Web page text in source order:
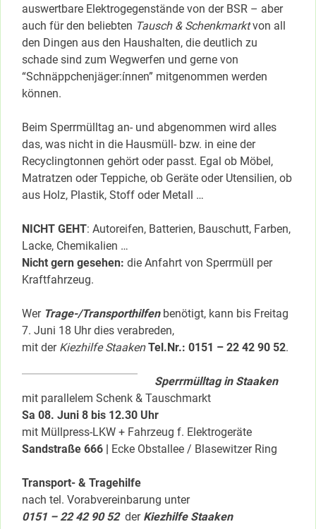
auswertbare Elektrogegenstände von der BSR – aber
auch für den beliebten Tausch & Schenkmarktvon all
den Dingen aus den Haushalten, die deutlich zu
schade sind zum Wegwerfen und gerne von
“Schnäppchenjäger:ínnen” mitgenommen werden
können.
Beim Sperrmülltag an- und abgenommen wird alles
das, was nicht in die Hausmüll- bzw. in eine der
Recyclingtonnen gehört oder passt. Egal ob Möbel,
Matratzen oder Teppiche, ob Geräte oder Utensilien, ob
aus Holz, Plastik, Stoff oder Metall …
NICHT GEHT: Autoreifen, Batterien, Bauschutt, Farben,
Lacke, Chemikalien …
Nicht gern gesehen: die Anfahrt von Sperrmüll per
Kraftfahrzeug.
Wer Trage-/Transporthilfenbenötigt, kann bis Freitag
7. Juni 18 Uhr dies verabreden,
mit der Kiezhilfe Staaken Tel.Nr.: 0151 – 22 42 90 52.
Sperrmülltag in Staaken
mit parallelem Schenk & Tauschmarkt
Sa 08. Juni 8 bis 12.30 Uhr
mit Müllpress-LKW + Fahrzeug f. Elektrogeräte
Sandstraße 666 | Ecke Obstallee / Blasewitzer Ring
Transport- & Tragehilfe
nach tel. Vorabvereinbarung unter
0151 – 22 42 90 52der Kiezhilfe Staaken